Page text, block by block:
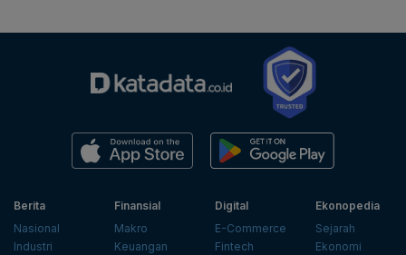
Berita
Nasional
Industri
Finansial
Makro
Keuangan
Digital
E-Commerce
Fintech
Ekonopedia
Sejarah
Ekonomi